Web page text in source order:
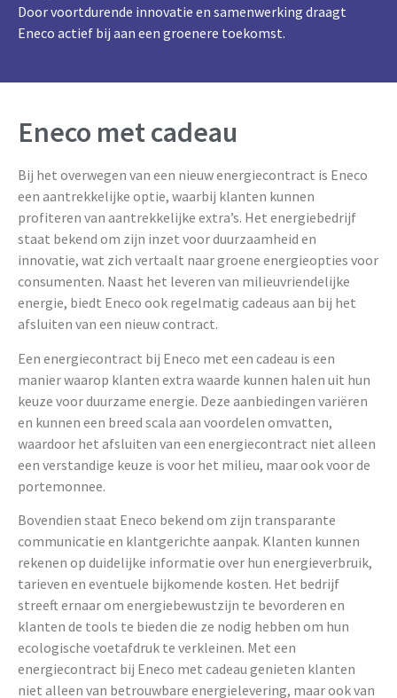
Door voortdurende innovatie en samenwerking draagt
Eneco actief bij aan een groenere toekomst.
Eneco met cadeau
Bij het overwegen van een nieuw energiecontract is Eneco
een aantrekkelijke optie, waarbij klanten kunnen
profiteren van aantrekkelijke extra’s. Het energiebedrijf
staat bekend om zijn inzet voor duurzaamheid en
innovatie, wat zich vertaalt naar groene energieopties voor
consumenten. Naast het leveren van milieuvriendelijke
energie, biedt Eneco ook regelmatig cadeaus aan bij het
afsluiten van een nieuw contract.
Een energiecontract bij Eneco met een cadeau is een
manier waarop klanten extra waarde kunnen halen uit hun
keuze voor duurzame energie. Deze aanbiedingen variëren
en kunnen een breed scala aan voordelen omvatten,
waardoor het afsluiten van een energiecontract niet alleen
een verstandige keuze is voor het milieu, maar ook voor de
portemonnee.
Bovendien staat Eneco bekend om zijn transparante
communicatie en klantgerichte aanpak. Klanten kunnen
rekenen op duidelijke informatie over hun energieverbruik,
tarieven en eventuele bijkomende kosten. Het bedrijf
streeft ernaar om energiebewustzijn te bevorderen en
klanten de tools te bieden die ze nodig hebben om hun
ecologische voetafdruk te verkleinen. Met een
energiecontract bij Eneco met cadeau genieten klanten
niet alleen van betrouwbare energielevering, maar ook van